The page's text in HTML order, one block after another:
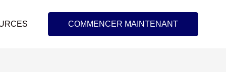
COMMENCER MAINTENANT